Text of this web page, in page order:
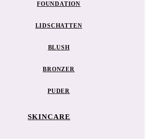
FOUNDATION
LIDSCHATTEN
BLUSH
BRONZER
PUDER
SKINCARE